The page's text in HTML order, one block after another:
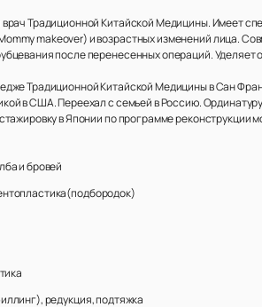
Традиционной Китайской Медицины. Имеет
makeover) и возрастных изменений лица.
после перенесенных операций.
Традиционной Китайской Медицины в Сан
в США. Переехал с семьей в Россию.
в Японии по программе реконструкции
и бровей
редукция, подтяжка